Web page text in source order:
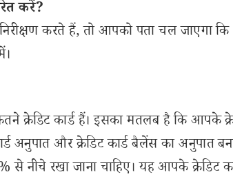
करें?
करते हैं, तो आपको पता चल जाएगा
क्रेडिट कार्ड हैं। इसका मतलब है कि आपके
अनुपात और क्रेडिट कार्ड बैलेंस का अनुपात
नीचे रखा जाना चाहिए। यह आपके क्रेडिट